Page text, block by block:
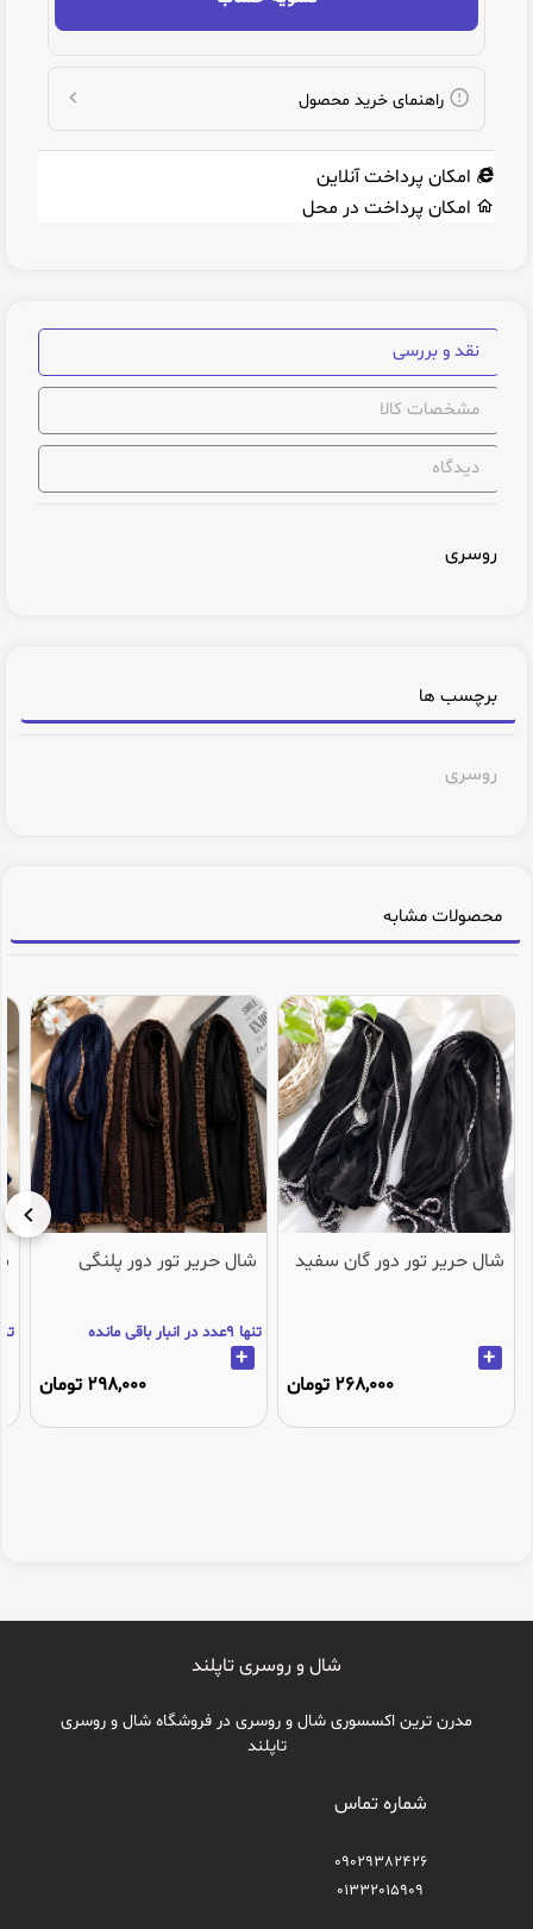
راهنمای خرید محصول
امکان پرداخت آنلاین
امکان پرداخت در محل
نقد و بررسی
مشخصات کالا
دیدگاه
روسری
برچسب ها
روسری
محصولات مشابه
شال حریر تور دور گان سفید
+
268,000 تومان
شال حریر تور دور پلنگی
تنها 9عدد در انبار باقی مانده
+
298,000 تومان
تنها 3عدد
شال و روسری تاپلند
مدرن ترین اکسسوری شال و روسری در فروشگاه شال و روسری
تاپلند
شماره تماس
09029382426
01332015909